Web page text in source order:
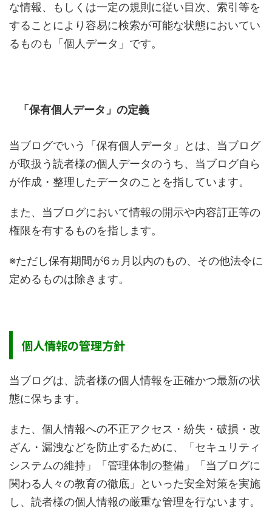
な情報、もしくは一定の規則に従い目次、索引等を
することにより容易に検索が可能な状態においてい
るものも「個人データ」です。
「保有個人データ」の定義
当ブログでいう「保有個人データ」とは、当ブログ
が取扱う読者様の個人データのうち、当ブログ自ら
が作成・整理したデータのことを指しています。
また、当ブログにおいて情報の開示や内容訂正等の
権限を有するものを指します。
※ただし保有期間が6ヵ月以内のもの、その他法令に
定めるものは除きます。
個人情報の管理方針
当ブログは、読者様の個人情報を正確かつ最新の状
態に保ちます。
また、個人情報への不正アクセス・紛失・破損・改
ざん・漏洩などを防止するために、「セキュリティ
システムの維持」「管理体制の整備」「当ブログに
関わる人々の教育の徹底」といった安全対策を実施
し、読者様の個人情報の厳重な管理を行ないます。